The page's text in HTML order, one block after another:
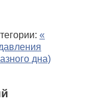
«
дна)